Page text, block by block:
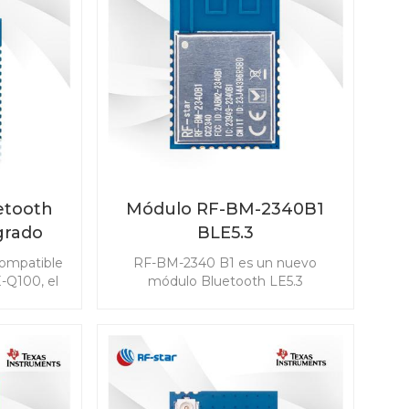
Q100, el
incluido
pasiva
Módulo RF-BM-2340B1
BLE5.3
RF-BM-2340 B1 es un nuevo
módulo Bluetooth LE5.3
aplicación de forma fácil y rápida.
También es compatible con ZigBee
3.0, que hace posible la